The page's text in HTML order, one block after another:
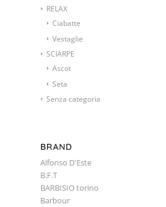
RELAX
Ciabatte
Vestaglie
SCIARPE
Ascot
Seta
Senza categoria
BRAND
Alfonso D'Este
B.F.T
BARBISIO torino
Barbour